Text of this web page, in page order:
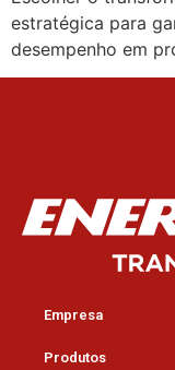
estratégica para
desempenho em
Empresa
Produtos